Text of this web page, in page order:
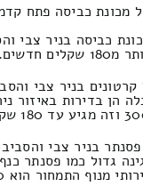
מכונת כביסה פתח
כביסה בניר צבי
בניר צבי
הן בדירות באיזור
בניר צבי
גדול כמו פסנתר